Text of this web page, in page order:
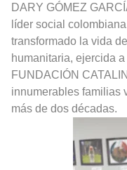
DARY GÓMEZ
líder social
transformado la vida
humanitaria, ejercida
FUNDACIÓN
innumerables familias
más de dos décadas.